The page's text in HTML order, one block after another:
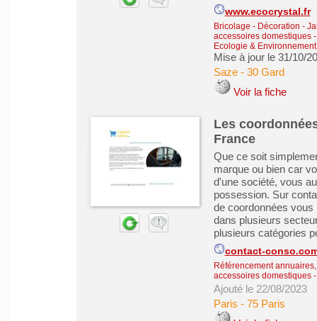
www.ecocrystal.fr
Bricolage - Décoration -
accessoires domestiques
Ecologie & Environnement
Mise à jour le 31/10/
Saze- 30 Gard
Voir la fiche
Les
France
Que ce soit
marque ou bien car
d'une société, vous
possession. Sur
de coordonnées
dans plusieurs
plusieurs catégories
contact-
Référencement
accessoires domestiques
Ajouté le 22/08/2023
Paris - 75 Paris